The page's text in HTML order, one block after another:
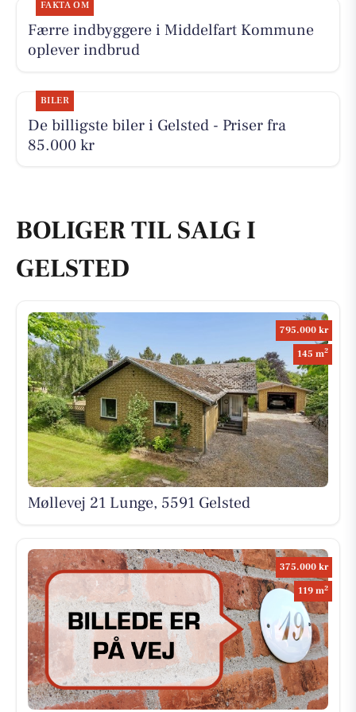
FAKTA OM
Færre indbyggere i Middelfart Kommune
oplever indbrud
BILER
De billigste biler i Gelsted - Priser fra
85.000 kr
BOLIGER TIL SALG I
GELSTED
795.000 kr
145 m2
Møllevej 21 Lunge, 5591 Gelsted
375.000 kr
119 m2